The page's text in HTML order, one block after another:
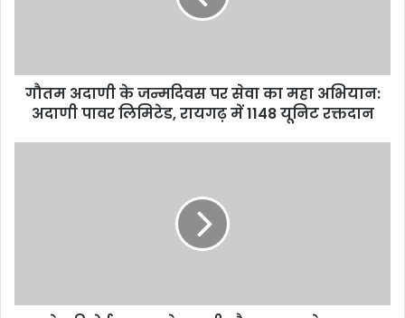
गौतम अदाणी के जन्मदिवस पर सेवा का महा अभियान:
अदाणी पावर लिमिटेड, रायगढ़ में 1148 यूनिट रक्तदान